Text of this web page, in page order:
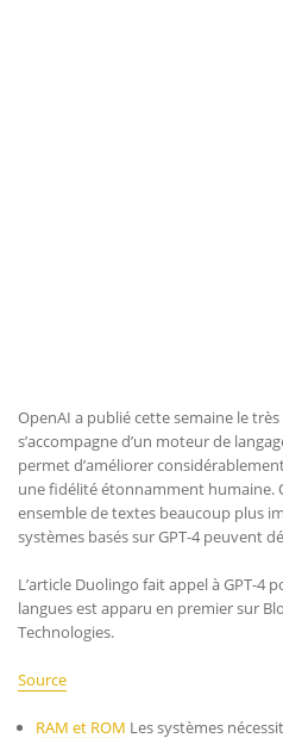
OpenAI a publié cette semaine le
s’accompagne d’un moteur de
permet d’améliorer
une fidélité étonnamment humaine.
ensemble de textes beaucoup plus
systèmes basés sur GPT-4 peuvent
L’article Duolingo fait appel à GPT-4
langues est apparu en premier sur
Technologies.
Source
RAM et ROM Les systèmes